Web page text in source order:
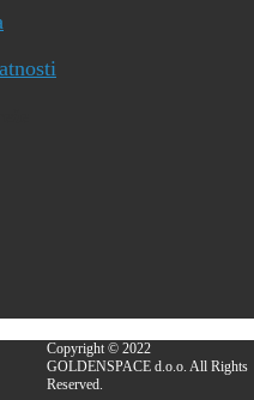
Copyright © 2022
GOLDENSPACE d.o.o. All Rights
Reserved.